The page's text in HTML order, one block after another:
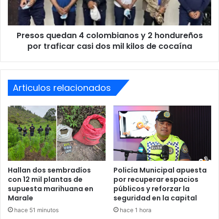
hondureños
traficar
casi
cocaína
Presos quedan 4 colombianos y 2 hondureños
por traficar casi dos mil kilos de cocaína
Articulos relacionados
Hallan dos sembradíos
con 12 mil plantas de
supuesta marihuana en
Marale
hace 51 minutos
Policía Municipal apuesta
por recuperar espacios
públicos y reforzar la
seguridad en la capital
hace 1 hora